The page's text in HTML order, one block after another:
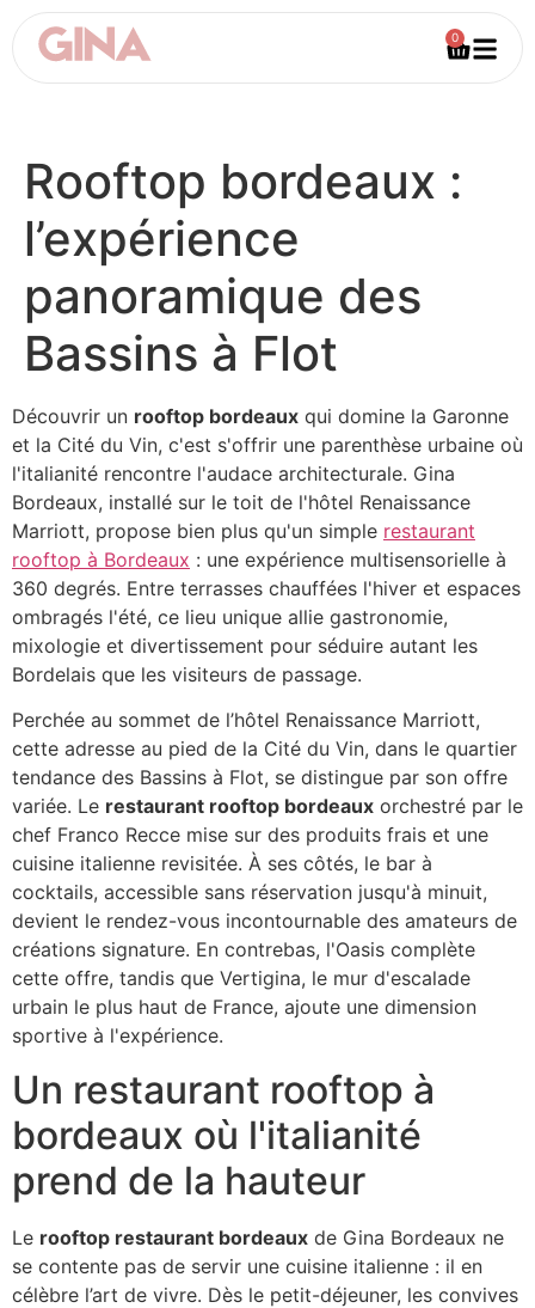
0
Rooftop bordeaux :
l’expérience
panoramique des
Bassins à Flot
Découvrir un rooftop bordeaux qui domine la Garonne
et la Cité du Vin, c'est s'offrir une parenthèse urbaine où
l'italianité rencontre l'audace architecturale. Gina
Bordeaux, installé sur le toit de l'hôtel Renaissance
Marriott, propose bien plus qu'un simple restaurant
rooftop à Bordeaux : une expérience multisensorielle à
360 degrés. Entre terrasses chauffées l'hiver et espaces
ombragés l'été, ce lieu unique allie gastronomie,
mixologie et divertissement pour séduire autant les
Bordelais que les visiteurs de passage.
Perchée au sommet de l’hôtel Renaissance Marriott,
cette adresse au pied de la Cité du Vin, dans le quartier
tendance des Bassins à Flot, se distingue par son offre
variée. Le restaurant rooftop bordeaux orchestré par le
chef Franco Recce mise sur des produits frais et une
cuisine italienne revisitée. À ses côtés, le bar à
cocktails, accessible sans réservation jusqu'à minuit,
devient le rendez-vous incontournable des amateurs de
créations signature. En contrebas, l'Oasis complète
cette offre, tandis que Vertigina, le mur d'escalade
urbain le plus haut de France, ajoute une dimension
sportive à l'expérience.
Un restaurant rooftop à
bordeaux où l'italianité
prend de la hauteur
Le rooftop restaurant bordeaux de Gina Bordeaux ne
se contente pas de servir une cuisine italienne : il en
célèbre l’art de vivre. Dès le petit-déjeuner, les convives